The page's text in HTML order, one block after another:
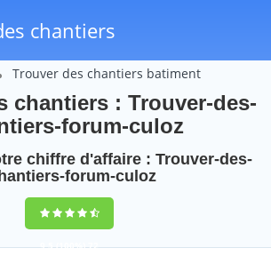
chantiers
Trouver des chantiers batiment
chantiers : Trouver-des-
forum-culoz
chiffre d'affaire : Trouver-des-
forum-culoz
9,5(100%)72